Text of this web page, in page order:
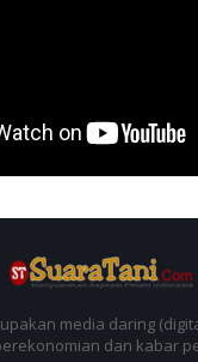
media daring
dan kabar